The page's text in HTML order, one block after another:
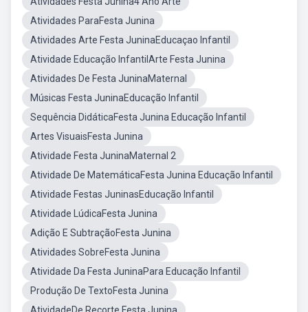
Atividades ParaFesta Junina
Atividades Arte Festa JuninaEducaçao Infantil
Atividade Educação InfantilArte Festa Junina
Atividades De Festa JuninaMaternal
Músicas Festa JuninaEducação Infantil
Sequência DidáticaFesta Junina Educação Infantil
Artes VisuaisFesta Junina
Atividade Festa JuninaMaternal 2
Atividade De MatemáticaFesta Junina Educação Infantil
Atividade Festas JuninasEducação Infantil
Atividade LúdicaFesta Junina
Adição E SubtraçãoFesta Junina
Atividades SobreFesta Junina
Atividade Da Festa JuninaPara Educação Infantil
Produção De TextoFesta Junina